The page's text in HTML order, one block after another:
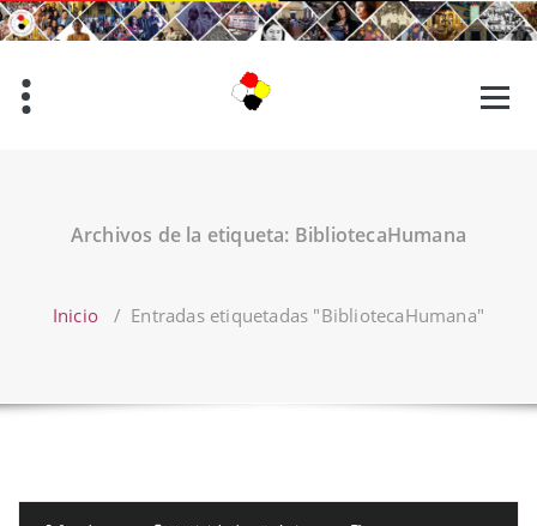
Saltar
al
Archivos de la etiqueta: BibliotecaHumana
Inicio / Entradas etiquetadas "BibliotecaHumana"